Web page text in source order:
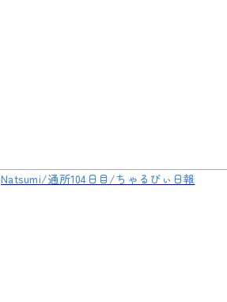
Natsumi/通所104日目/ちゃるびぃ日報